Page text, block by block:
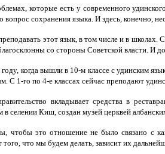
которые есть у современного
вопрос сохранения языка. И здесь, конечно,
этот язык, в том числе и в школах.
со стороны Советской власти. И
когда вышли в 10-м классе с удинским
С 1-го по 4-е классах сейчас преподают
вкладывает средства в
в селении Киш, создан музей церквей
чтобы это отношение не было связано с
что мы будем делать, зависит их